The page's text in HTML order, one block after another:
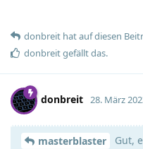
donbreit hatauf diesen
donbreitgefällt das.
donbreit 28. März
masterblaster
Gut,